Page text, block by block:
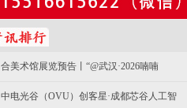
合美术馆展览预告丨“@武汉·2026喃喃
中电光谷（OVU）创客星·成都芯谷人工智